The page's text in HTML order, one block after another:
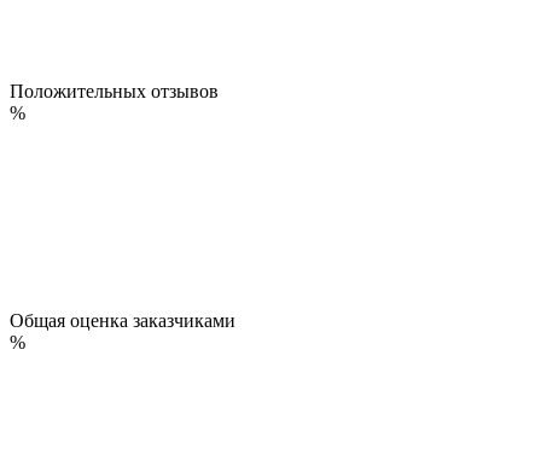
Положительных отзывов
%
Общая оценка заказчиками
%